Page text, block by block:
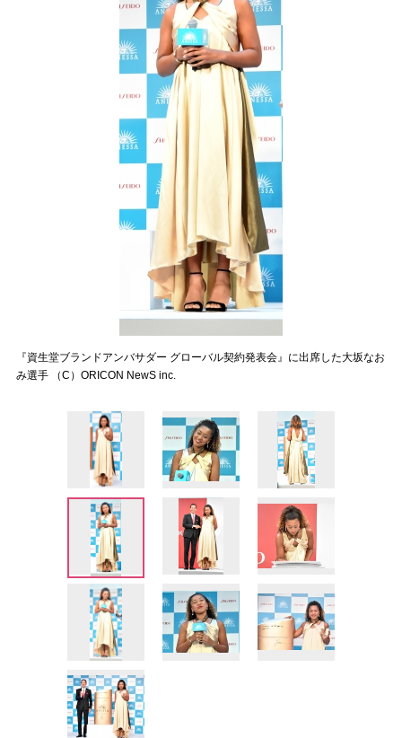
『資生堂ブランドアンバサダー グローバル契約発表会』に出席した大坂なお
み選手 （C）ORICON NewS inc.